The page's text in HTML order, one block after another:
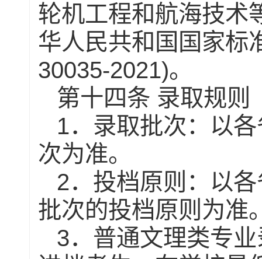
轮机工程和航海技术
华人民共和国国家标
30035-2021)。
第十四条 录取规则
1．录取批次：以
次为准。
2．投档原则：以
批次的投档原则为准
3．普通文理类专